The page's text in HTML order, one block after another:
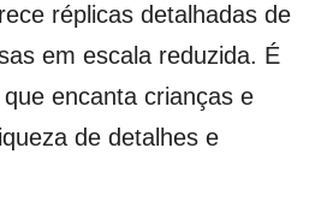
réplicas detalhadas de
em escala reduzida. É
encanta crianças e
de detalhes e